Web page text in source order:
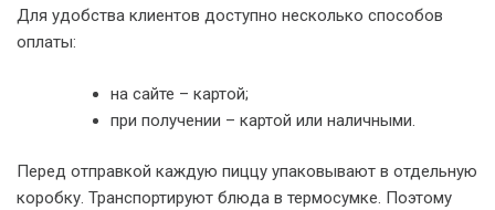
Для удобства клиентов доступно несколько способов
оплаты:
на сайте – картой;
при получении – картой или наличными.
Перед отправкой каждую пиццу упаковывают в отдельную
коробку. Транспортируют блюда в термосумке. Поэтому